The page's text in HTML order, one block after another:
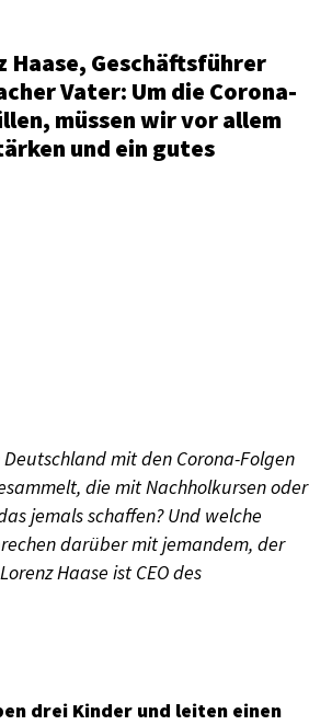
Geschäftsführer
Vater: Um die Corona-
müssen wir vor allem
und ein gutes
mit den Corona-Folgen
die mit Nachholkursen oder
jemals schaffen? Und welche
darüber mit jemandem, der
Haase ist CEO des
drei Kinder und leiten einen